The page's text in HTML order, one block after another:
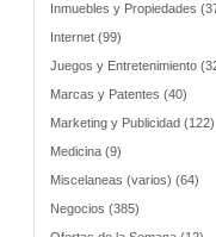
Inmuebles y Propiedades
Internet (99)
Juegos y Entretenimiento
Marcas y Patentes (40)
Marketing y Publicidad (122)
Medicina (9)
Miscelaneas (varios) (64)
Negocios (385)